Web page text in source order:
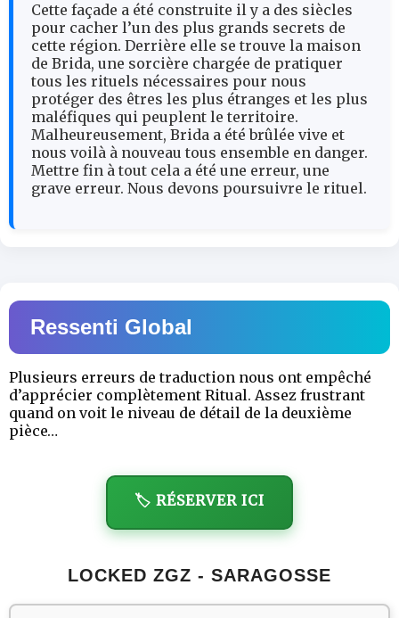
Cette façade a été construite il y a des siècles
pour cacher l’un des plus grands secrets de
cette région. Derrière elle se trouve la maison
de Brida, une sorcière chargée de pratiquer
tous les rituels nécessaires pour nous
protéger des êtres les plus étranges et les plus
maléfiques qui peuplent le territoire.
Malheureusement, Brida a été brûlée vive et
nous voilà à nouveau tous ensemble en danger.
Mettre fin à tout cela a été une erreur, une
grave erreur. Nous devons poursuivre le rituel.
Ressenti Global
Plusieurs erreurs de traduction nous ont empêché
d’apprécier complètement Ritual. Assez frustrant
quand on voit le niveau de détail de la deuxième
pièce…
🏷️ RÉSERVER ICI
LOCKED ZGZ - SARAGOSSE